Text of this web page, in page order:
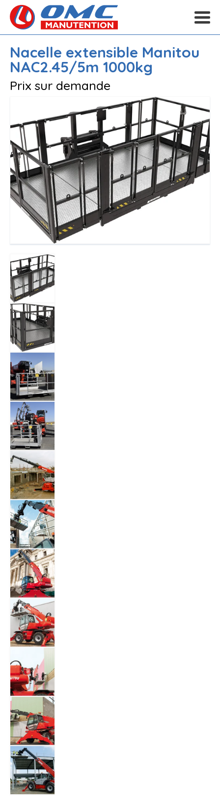
Nacelle extensible Manitou
NAC2.45/5m 1000kg
Prix sur demande